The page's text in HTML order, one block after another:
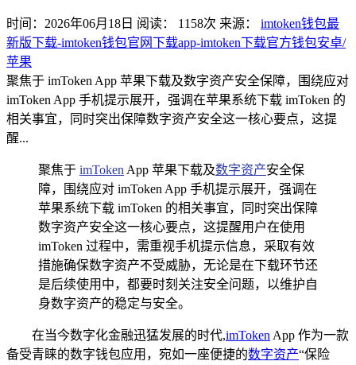
时间：2026年06月18日 阅读： 1158次 来源： imtoken钱包最
新版下载-imtoken钱包官网下载app-imtoken下载官方钱包安卓/
苹果
聚焦于 imToken App 苹果下载及数字资产安全保障，围绕应对
imToken App 手机提示展开，强调在苹果系统下载 imToken 的
相关事宜，同时突出保障数字资产安全这一核心要点，这提
醒...
聚焦于 imToken App 苹果下载及数字资产安全保
障，围绕应对 imToken App 手机提示展开，强调在
苹果系统下载 imToken 的相关事宜，同时突出保障
数字资产安全这一核心要点，这提醒用户在使用
imToken 过程中，需重视手机提示信息，采取有效
措施确保数字资产不受威胁，无论是在下载环节还
是后续使用中，都要时刻关注安全问题，以维护自
身数字资产的稳定与安全。
在当今数字化金融迅猛发展的时代,imToken App 作为一款
备受青睐的数字钱包应用，宛如一座便捷的数字资产“保险